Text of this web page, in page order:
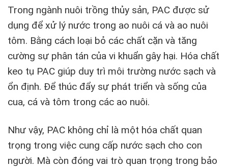
Trong ngành nuôi trồng thủy sản, PAC được sử
dụng để xử lý nước trong ao nuôi cá và ao nuôi
tôm. Bằng cách loại bỏ các chất cặn và tăng
cường sự phân tán của vi khuẩn gây hại. Hóa chất
keo tụ PAC giúp duy trì môi trường nước sạch và
ổn định. Để thúc đẩy sự phát triển và sống của
cua, cá và tôm trong các ao nuôi.
Như vậy, PAC không chỉ là một hóa chất quan
trọng trong việc cung cấp nước sạch cho con
người. Mà còn đóng vai trò quan trọng trong bảo